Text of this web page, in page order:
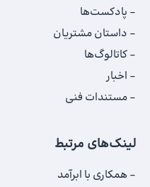
پادکست‌ها
داستان‌ مشتریان
کاتالوگ‌‌ها
اخبار
مستندات فنی
لینک‌های مرتبط
همکاری با ابرآمد